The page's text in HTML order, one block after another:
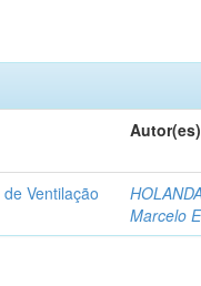
Autor(es)
Ventilação
Marcelo